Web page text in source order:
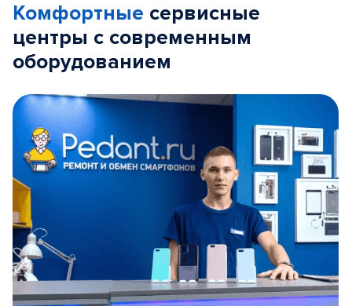
Комфортные сервисные
центры с современным
оборудованием